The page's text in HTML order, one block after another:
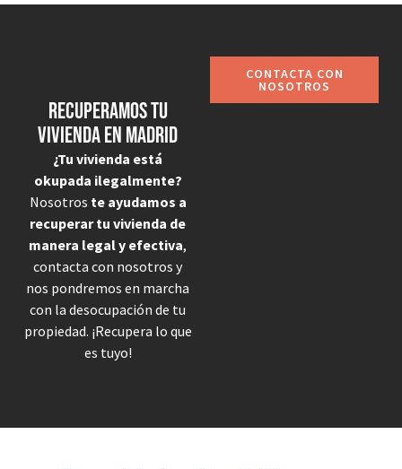
Recuperamos tu
vivienda en madrid
¿Tu vivienda está
okupada ilegalmente?
Nosotros te ayudamos a
recuperar tu vivienda de
manera legal y efectiva,
contacta con nosotros y
nos pondremos en marcha
con la desocupación de tu
propiedad. ¡Recupera lo que
es tuyo!
CONTACTA CON
NOSOTROS